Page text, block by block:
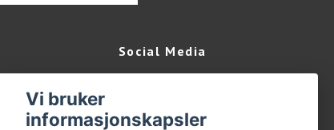
Social Media
Instagram
Vi bruker
informasjonskapsler